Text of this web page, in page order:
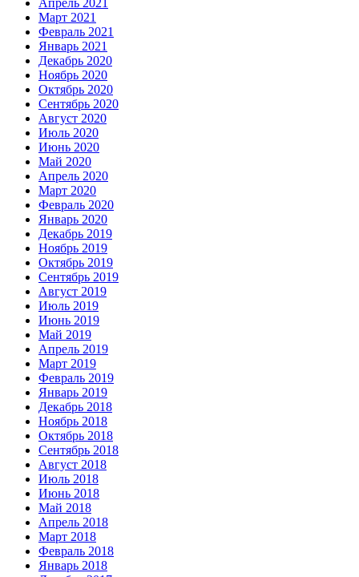
Март 2021
Февраль 2021
Январь 2021
Декабрь 2020
Ноябрь 2020
Октябрь 2020
Сентябрь 2020
Август 2020
Июль 2020
Июнь 2020
Май 2020
Апрель 2020
Март 2020
Февраль 2020
Январь 2020
Декабрь 2019
Ноябрь 2019
Октябрь 2019
Сентябрь 2019
Август 2019
Июль 2019
Июнь 2019
Май 2019
Апрель 2019
Март 2019
Февраль 2019
Январь 2019
Декабрь 2018
Ноябрь 2018
Октябрь 2018
Сентябрь 2018
Август 2018
Июль 2018
Июнь 2018
Май 2018
Апрель 2018
Март 2018
Февраль 2018
Январь 2018